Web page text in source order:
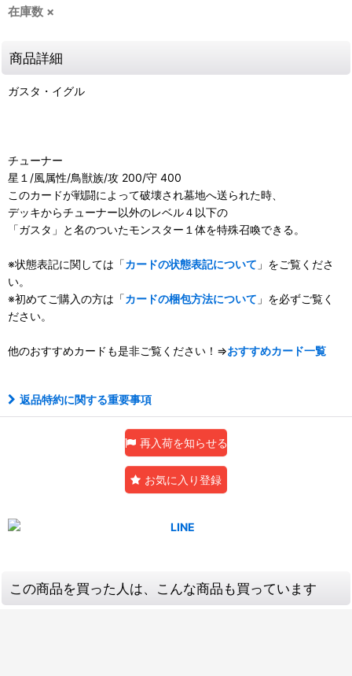
在庫数 ×
商品詳細
ガスタ・イグル
チューナー
星１/風属性/鳥獣族/攻 200/守 400
このカードが戦闘によって破壊され墓地へ送られた時、
デッキからチューナー以外のレベル４以下の
「ガスタ」と名のついたモンスター１体を特殊召喚できる。
※状態表記に関しては「カードの状態表記について 」をご覧くださ
い。
※初めてご購入の方は「カードの梱包方法について 」を必ずご覧く
ださい。
他のおすすめカードも是非ご覧ください！⇒おすすめカード一覧
返品特約に関する重要事項
再入荷を知らせる
お気に入り登録
この商品を買った人は、こんな商品も買っています